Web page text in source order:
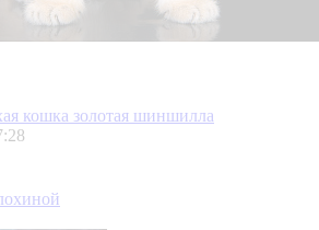
кошка золотая шиншилла